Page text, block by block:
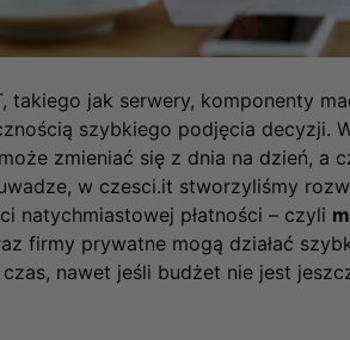
takiego jak serwery, komponenty
szybkiego podjęcia decyzji.
zmieniać się z dnia na dzień, a
w czesci.it stworzyliśmy
natychmiastowej płatności – czyli
firmy prywatne mogą działać
nawet jeśli budżet nie jest